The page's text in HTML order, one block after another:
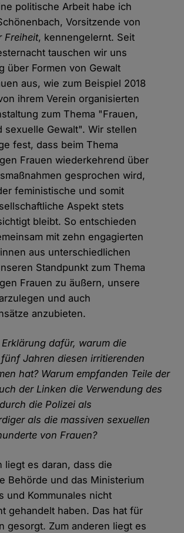
politische Arbeit habe ich
Vorsitzende von
Freiheit, kennengelernt. Seit
tauschen wir uns
über Formen von Gewalt
aus, wie zum Beispiel 2018
ihrem Verein organisierten
zum Thema "Frauen,
sexuelle Gewalt". Wir stellen
fest, dass beim Thema
Frauen wiederkehrend über
gesprochen wird,
feministische und somit
Aspekt stets
bleibt. So entschieden
mit zehn engagierten
aus unterschiedlichen
Standpunkt zum Thema
Frauen zu äußern, unsere
und auch
anzubieten.
dafür, warum die
Jahren diesen irritierenden
hat? Warum empfanden Teile der
der Linken die Verwendung des
die Polizei als
als die massiven sexuellen
von Frauen?
liegt es daran, dass die
Behörde und das Ministerium
und Kommunales nicht
gehandelt haben. Das hat für
gesorgt. Zum anderen liegt es